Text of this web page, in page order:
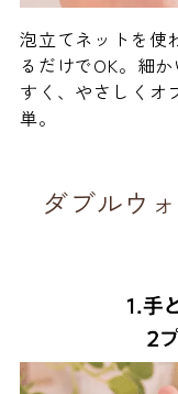
泡立てネットを使
るだけでOK。細
すく、やさしくオ
単。
ダブルウ